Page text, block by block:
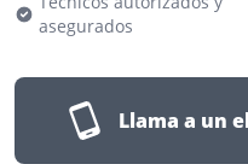
asegurados
Llama a un